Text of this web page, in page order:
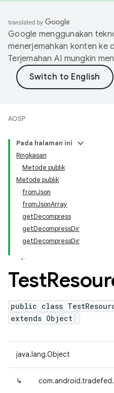
Google menggunakan
menerjemahkan konten ke
Terjemahan AI mungkin
AOSP
Pada halaman ini
Ringkasan
Metode publik
Metode publik
fromJson
fromJsonArray
getDecompress
getDecompressDir
getDecompressDir
Test
public class
extends Object
java.lang.Object
↳